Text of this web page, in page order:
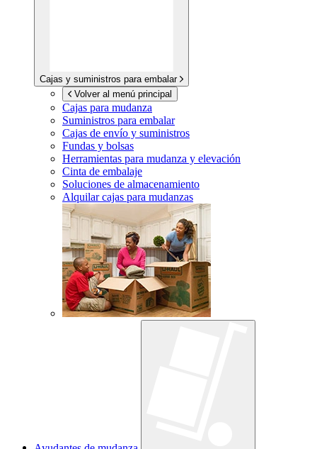
Cajas y suministros para embalar
Volver al menú principal
Cajas para mudanza
Suministros para embalar
Cajas de envío y suministros
Fundas y bolsas
Herramientas para mudanza y elevación
Cinta de embalaje
Soluciones de almacenamiento
Alquilar cajas para mudanzas